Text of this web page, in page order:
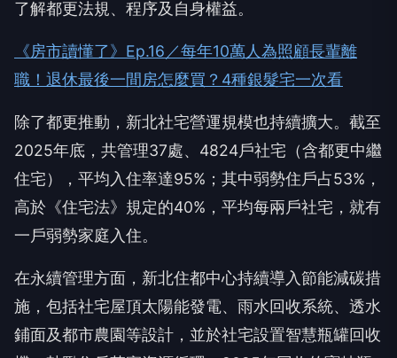
了解都更法規、程序及自身權益。
《房市讀懂了》Ep.16／每年10萬人為照顧長輩離
職！退休最後一間房怎麼買？4種銀髮宅一次看
除了都更推動，新北社宅營運規模也持續擴大。截至
2025年底，共管理37處、4824戶社宅（含都更中繼
住宅），平均入住率達95%；其中弱勢住戶占53%，
高於《住宅法》規定的40%，平均每兩戶社宅，就有
一戶弱勢家庭入住。
在永續管理方面，新北住都中心持續導入節能減碳措
施，包括社宅屋頂太陽能發電、雨水回收系統、透水
鋪面及都市農園等設計，並於社宅設置智慧瓶罐回收